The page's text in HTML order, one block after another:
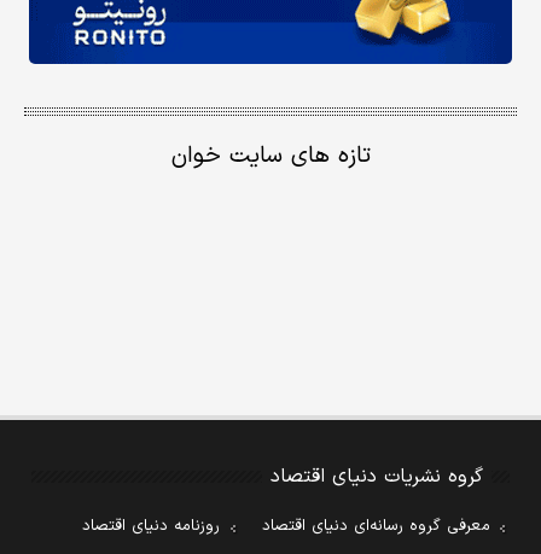
تازه های سایت خوان
گروه نشریات دنیای اقتصاد
معرفی گروه رسانه‌ای دنیای اقتصاد
روزنامه دنیای اقتصاد